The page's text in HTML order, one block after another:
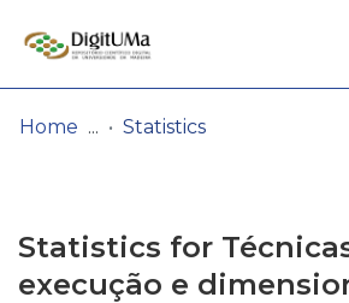
Browse repository
Log
In(current)
Home Statistics
Statistics for
execução e